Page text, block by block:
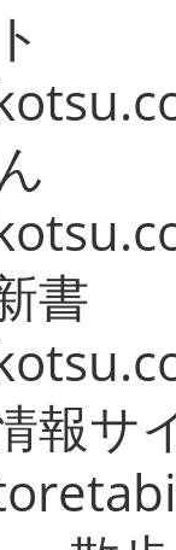
書
報サ